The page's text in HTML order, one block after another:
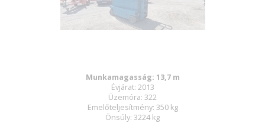
Munkamagasság: 13,7 m
Évjárat: 2013
Üzemóra: 322
Emelőteljesítmény: 350 kg
Önsúly: 3224 kg